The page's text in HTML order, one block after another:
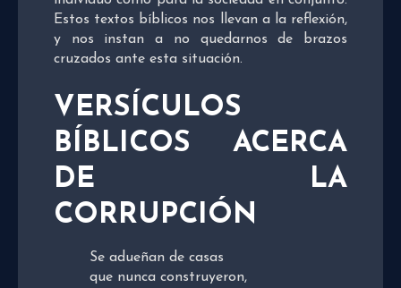
Estos textos bíblicos nos llevan a la reflexión,
y nos instan a no quedarnos de brazos
cruzados ante esta situación.
VERSÍCULOS
BÍBLICOS ACERCA
DE LA
CORRUPCIÓN
Se adueñan de casas
que nunca construyeron,